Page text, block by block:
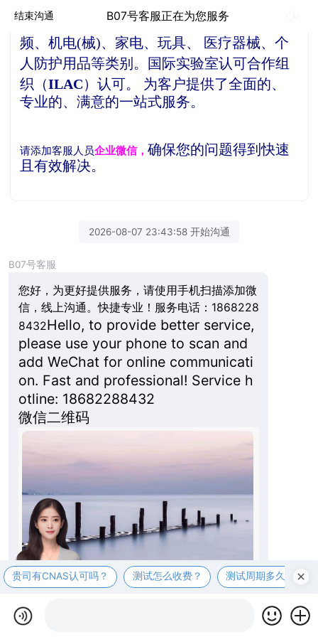
结束沟通 B07号客服正在为您服务
司产品检测服务项目涵盖了信息技术、音视
频、机电(械)、家电、玩具、 医疗器械、个
人防护用品等类别。
国际实验室认可合作组
织（ILAC）认可。
为客户提供了全面的、
专业的、满意的一站式服务。
请添加客服人员企业微信，确保您的问题得到快速
且有效解决。
2026-08-07 23:43:58 开始沟通
B07号客服
您好，为更好提供服务，请使用手机扫描添加微
信，线上沟通。快捷专业！服务电话：1868228
8432Hello, to provide better service,
please use your phone to scan and
add WeChat for online communicati
on. Fast and professional! Service h
otline: 18682288432
微信二维码
贵司有CNAS认可吗？ 测试怎么收费？ 测试周期多久？